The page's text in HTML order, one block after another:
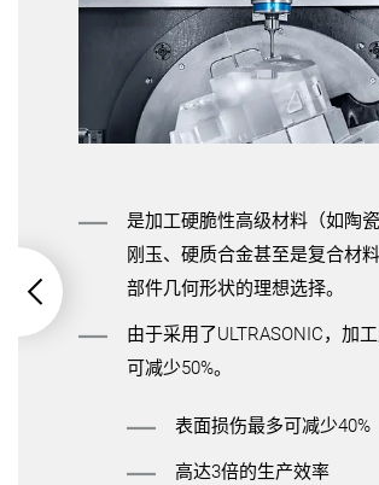
是加工硬脆性高级材料（如陶瓷
刚玉、硬质合金甚至是复合材
部件几何形状的理想选择。
由于采用了ULTRASONIC，加
可减少50%。
表面损伤最多可减少40%
高达3倍的生产效率